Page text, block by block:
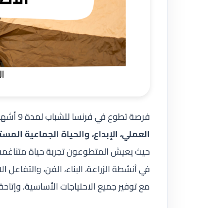
فرصة تطوع في فرنسا للشباب لمدة 9 أشهر فريدة للشباب لاكتشاف تجربة تطوعية غنية تجمع بين
العملي، الإبداع، والحياة الجماعية
حيث يعيش المتطوعون تجربة حياة
في أنشطة الزراعة، البناء، الفن،
مع توفير جميع الاحتياجات الأساسية،